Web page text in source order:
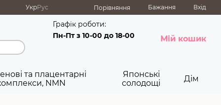
УкрРус Порівняння Бажання Вхід
Графік роботи:
Пн-Пт з 10-00 до 18-00
Мій кошик
та плацентарні
NMN
Японські
солодощі
Дім